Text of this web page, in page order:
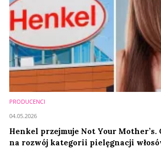
PRODUCENCI
Henkel przejmuje Not Your
na rozwój kategorii pielęgnacji
04.05.2026